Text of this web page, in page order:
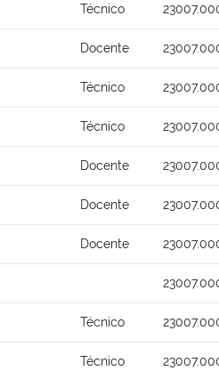
Técnico
Docente
Técnico
Técnico
Docente
Docente
Docente
Técnico
Técnico